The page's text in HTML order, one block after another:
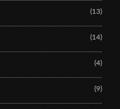
(13)
(14)
(4)
(9)